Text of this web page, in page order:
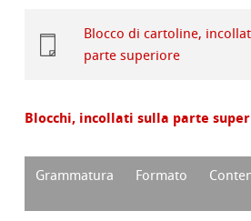
Blocco di cartoline,
parte superiore
Blocchi, incollati sulla parte
Grammatura Formato